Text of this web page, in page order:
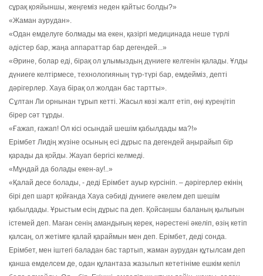
сұрақ қояйыншы, жеңгеміз неден қайтыс болды?»
«Жаман аурудан».
«Одан емделуге болмады ма екен, қазіргі медицинада неше түрлі
әдістер бар, жаңа аппараттар бар дегендей...»
«Әрине, болар еді, бірақ ол ұлымыздың дүниеге келгенін қалады. Ұлды
дүниеге келтірмесе, технологияның түр-түрі бар, емдейміз, депті
дәрігерлер. Хауа бірақ ол жолдан бас тартты».
Сұлтан Ли орнынан тұрып кетті. Жасыл көзі жалт етіп, өңі күреңітіп
бірер сәт тұрды.
«Ғажап, ғажап! Ол кісі осындай шешім қабылдады ма?!»
Ерімбет Лидің жүзіне осының есі дұрыс па дегендей аңырайып бір
қарады да қойды. Жауап бергісі келмеді.
«Мұндай да болады екен-ау!..»
«Қалай десе болады, - деді Ерімбет ауыр күрсініп. – дәрігерлер екінің
бірі деп шарт қойғанда Хауа сәбиді дүниеге әкелем деп шешім
қабылдады. Ұрыстым есің дұрыс па деп. Қойсаңшы баланың қылығын
істемей деп. Маған сенің амандығың керек, нәрестені әкеліп, өзің кетіп
қалсаң, ол жетімге қалай қараймын мен деп. Ерімбет, деді сонда.
Ерімбет, мен іштегі баладан бас тартып, жаман аурудан құтылсам деп
қанша емделсем де, одан құлантаза жазылып кететініме ешкім кепіл